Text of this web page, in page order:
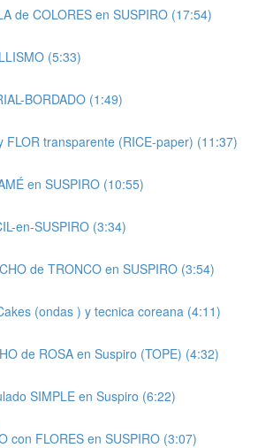
de COLORES en SUSPIRO (17:54)
(5:33)
BORDADO (1:49)
FLOR transparente (RICE-paper) (11:37)
en SUSPIRO (10:55)
en-SUSPIRO (3:34)
de TRONCO en SUSPIRO (3:54)
(ondas ) y tecnica coreana (4:11)
de ROSA en Suspiro (TOPE) (4:32)
SIMPLE en Suspiro (6:22)
con FLORES en SUSPIRO (3:07)